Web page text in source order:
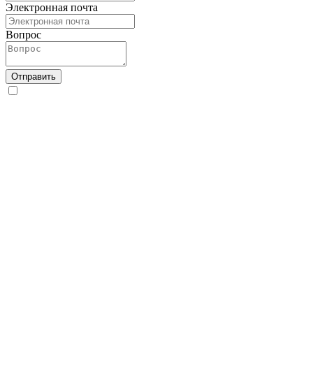
Электронная почта
Вопрос
Отправить